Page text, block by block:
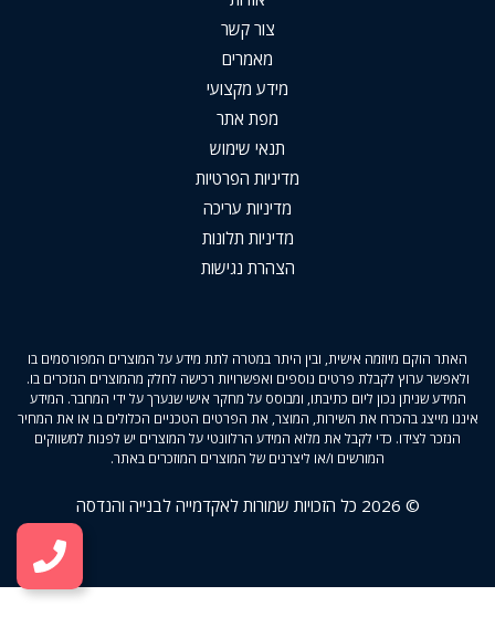
צור קשר
מאמרים
מידע מקצועי
מפת אתר
תנאי שימוש
מדיניות הפרטיות
מדיניות עריכה
מדיניות תלונות
הצהרת נגישות
האתר הוקם מיוזמה אישית, ובין היתר במטרה לתת מידע על המוצרים המפורסמים בו
ולאפשר ערוץ לקבלת פרטים נוספים ואפשרויות רכישה לחלק מהמוצרים הנזכרים בו.
המידע שניתן נכון ליום כתיבתו, ומבוסס על מחקר אישי שנערך על ידי המחבר. המידע
איננו מייצג בהכרח את השירות, המוצר, את הפרטים הטכניים הכלולים בו או את המחיר
הנזכר לצידו. כדי לקבל את מלוא המידע הרלוונטי על המוצרים יש לפנות למשווקים
המורשים ו/או ליצרנים של המוצרים המוזכרים באתר.
© 2026 כל הזכויות שמורות לאקדמייה לבנייה והנדסה